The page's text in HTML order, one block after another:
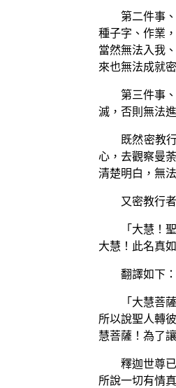
第二件事
種子字、作業
當然無法入我
來也無法成就
第三件事
滅，否則無法
既然密教
心，去觀察曼
清楚明白，無
又密教行
「大慧！
大慧！此名真
翻譯如下：
「大慧菩
所以說聖人轉
慧菩薩！為了
釋迦世尊
所說一切有情